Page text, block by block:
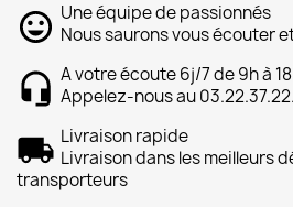
Une équipe de passionnés
Nous saurons vous écouter
A votre écoute 6j/7 de 9h à
Appelez-nous au
Livraison rapide
Livraison dans les meilleurs
transporteurs